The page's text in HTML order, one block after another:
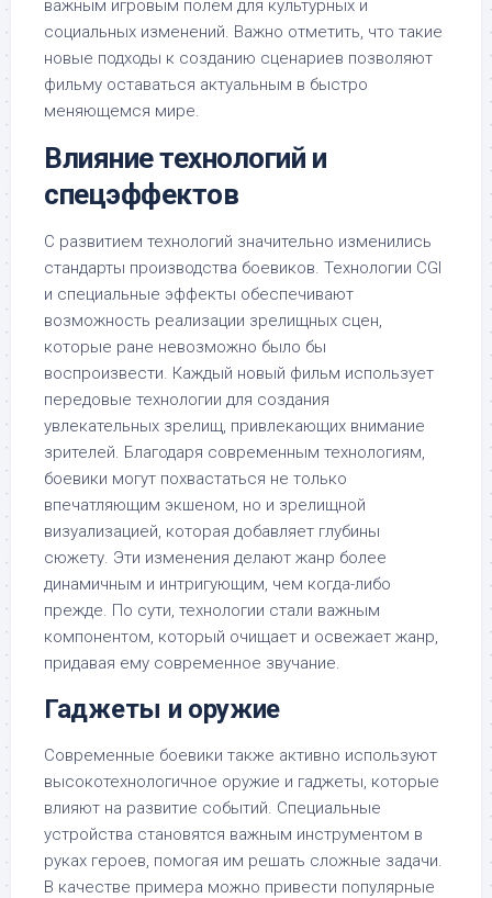
важным игровым полем для культурных и
социальных изменений. Важно отметить, что такие
новые подходы к созданию сценариев позволяют
фильму оставаться актуальным в быстро
меняющемся мире.
Влияние технологий и
спецэффектов
С развитием технологий значительно изменились
стандарты производства боевиков. Технологии CGI
и специальные эффекты обеспечивают
возможность реализации зрелищных сцен,
которые ране невозможно было бы
воспроизвести. Каждый новый фильм использует
передовые технологии для создания
увлекательных зрелищ, привлекающих внимание
зрителей. Благодаря современным технологиям,
боевики могут похвастаться не только
впечатляющим экшеном, но и зрелищной
визуализацией, которая добавляет глубины
сюжету. Эти изменения делают жанр более
динамичным и интригующим, чем когда-либо
прежде. По сути, технологии стали важным
компонентом, который очищает и освежает жанр,
придавая ему современное звучание.
Гаджеты и оружие
Современные боевики также активно используют
высокотехнологичное оружие и гаджеты, которые
влияют на развитие событий. Специальные
устройства становятся важным инструментом в
руках героев, помогая им решать сложные задачи.
В качестве примера можно привести популярные